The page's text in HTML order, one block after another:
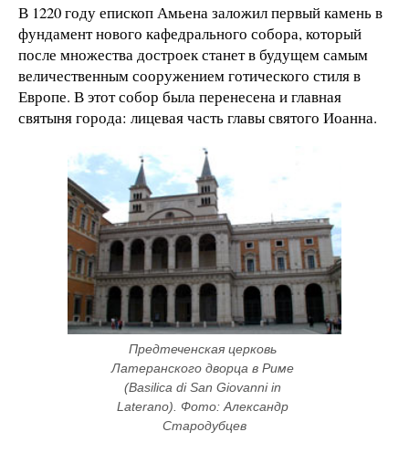
В 1220 году епископ Амьена заложил первый камень в
фундамент нового кафедрального собора, который
после множества достроек станет в будущем самым
величественным сооружением готического стиля в
Европе. В этот собор была перенесена и главная
святыня города: лицевая часть главы святого Иоанна.
Предтеченская церковь
Латеранского дворца в Риме
(Basilica di San Giovanni in
Laterano). Фото: Александр
Стародубцев